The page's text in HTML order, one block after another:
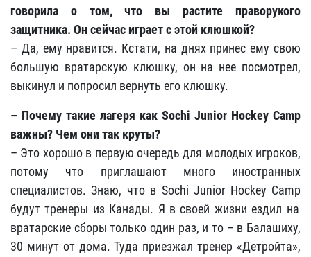
говорила о том, что вы растите праворукого
защитника. Он сейчас играет с этой клюшкой?
– Да, ему нравится. Кстати, на днях принес ему свою
большую вратарскую клюшку, он на нее посмотрел,
выкинул и попросил вернуть его клюшку.
– Почему такие лагеря как Sochi Junior Hockey Camp
важны? Чем они так круты?
– Это хорошо в первую очередь для молодых игроков,
потому что приглашают много иностранных
специалистов. Знаю, что в Sochi Junior Hockey Camp
будут тренеры из Канады. Я в своей жизни ездил на
вратарские сборы только один раз, и то – в Балашиху,
30 минут от дома. Туда приезжал тренер «Детройта»,